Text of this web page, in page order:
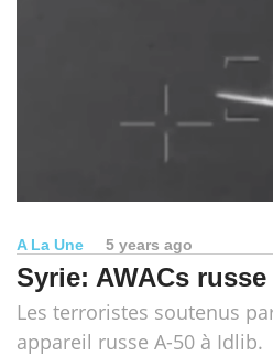
A La Une 5 years ago
Syrie: AWACs
Les terroristes soutenus
appareil russe A-50 à Idlib.